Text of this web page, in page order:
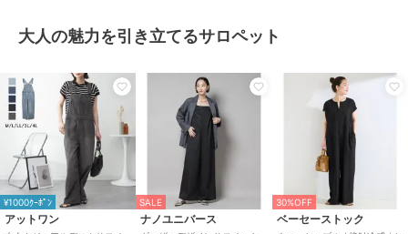
大人の魅力を引き立てるサロペット
¥1000ｸｰﾎﾟﾝ
アットワン
SALE
ナノユニバース
30%OFF
ベーセーストック